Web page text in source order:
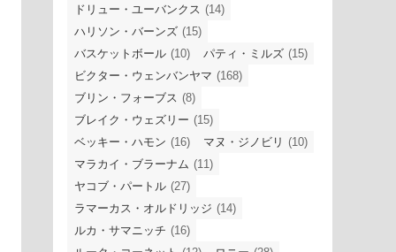
ドリュー・ユーバンクス (14)
ハリソン・バーンズ (15)
バスケットボール (10) パティ・ミルズ (15)
ビクター・ウェンバンヤマ (168)
ブリン・フォーブス (8)
ブレイク・ウェズリー (15)
ベッキー・ハモン (16) マヌ・ジノビリ (10)
マラカイ・ブラーナム (11)
ヤコブ・パートル (27)
ラマーカス・オルドリッジ (14)
ルカ・サマニッチ (16)